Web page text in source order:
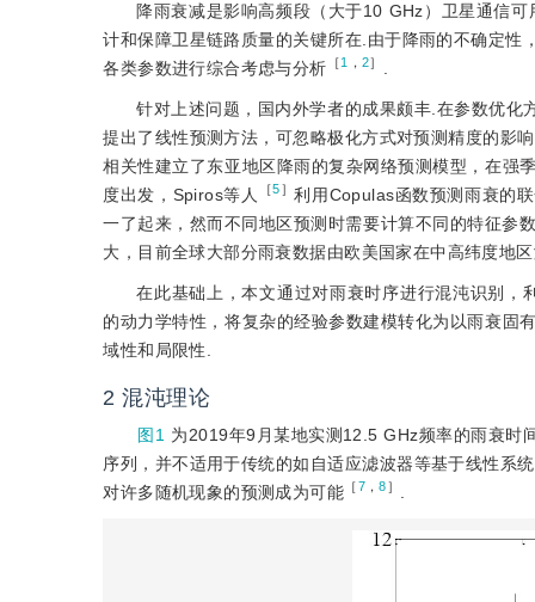
降雨衰减是影响高频段（大于10 GHz）卫星通信
计和保障卫星链路质量的关键所在.由于降雨的不确定
各类参数进行综合考虑与分析 ［1 ， 2］
针对上述问题，国内外学者的成果颇丰.在参数优化
提出了线性预测方法，可忽略极化方式对预测精度的影
相关性建立了东亚地区降雨的复杂网络预测模型，在强
度出发，Spiros等人
［5］ 利用Copulas函数预测雨衰的
一了起来，然而不同地区预测时需要计算不同的特征参
大，目前全球大部分雨衰数据由欧美国家在中高纬度地
在此基础上，本文通过对雨衰时序进行混沌识别
的动力学特性，将复杂的经验参数建模转化为以雨衰固
域性和局限性.
2 混沌理论
图1 为2019年9月某地实测12.5 GHz频率的雨衰时
序列，并不适用于传统的如自适应滤波器等基于线性系
对许多随机现象的预测成为可能 ［7，8］